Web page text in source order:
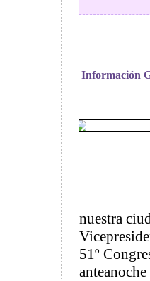
Información
nuestra
51º
anteanoche